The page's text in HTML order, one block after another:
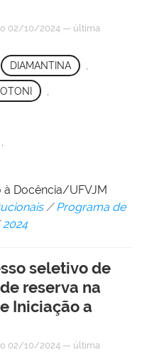
02/10/2024 — última
DIAMANTINA
à Docência/UFVJM
/Programa de
2024
seletivo de
reserva na
Iniciação a
02/10/2024 — última